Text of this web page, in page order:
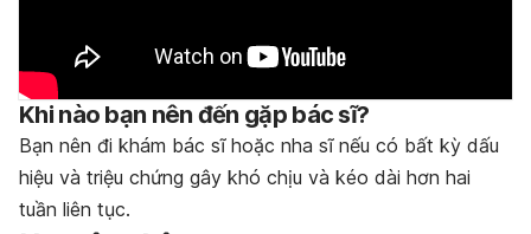
Khi nào bạn nên đến gặp bác sĩ?
Bạn nên đi khám bác sĩ hoặc nha sĩ nếu có bất kỳ dấu
hiệu và triệu chứng gây khó chịu và kéo dài hơn hai
tuần liên tục.